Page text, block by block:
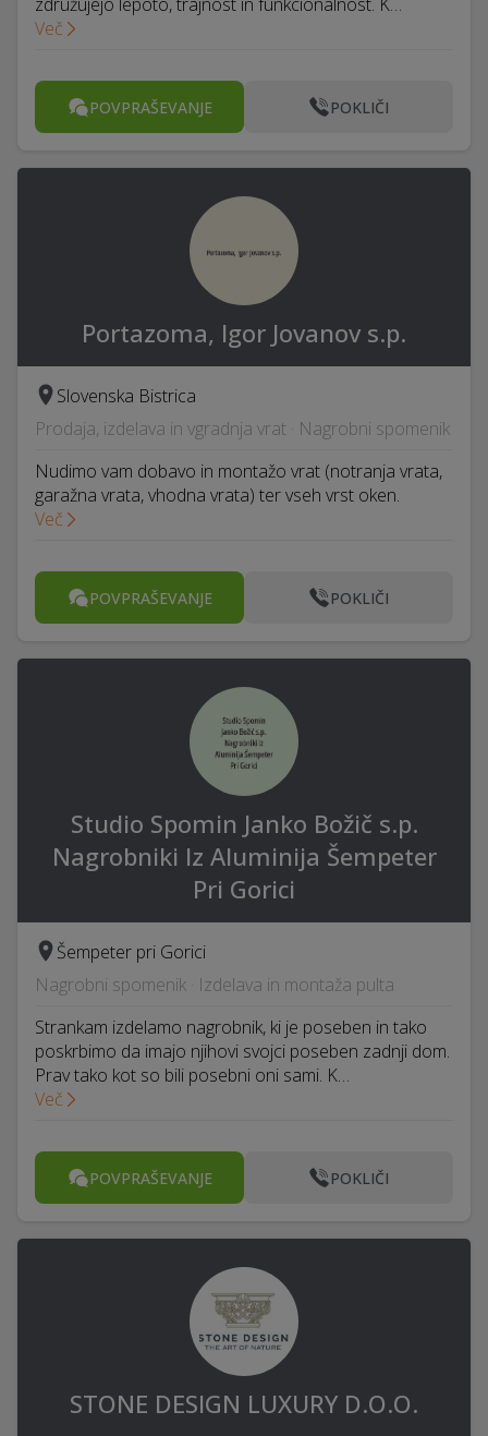
Več
POVPRAŠEVANJE POKLIČI
Portazoma, Igor Jovanov s.p.
Slovenska Bistrica
Prodaja, izdelava in vgradnja vrat · Nagrobni spomenik
Nudimo vam dobavo in montažo vrat (notranja vrata,
garažna vrata, vhodna vrata) ter vseh vrst oken.
Več
POVPRAŠEVANJE POKLIČI
Studio Spomin Janko Božič s.p.
Nagrobniki Iz Aluminija Šempeter
Pri Gorici
Šempeter pri Gorici
Nagrobni spomenik · Izdelava in montaža pulta
Strankam izdelamo nagrobnik, ki je poseben in tako
poskrbimo da imajo njihovi svojci poseben zadnji dom.
Prav tako kot so bili posebni oni sami. K…
Več
POVPRAŠEVANJE POKLIČI
STONE DESIGN LUXURY D.O.O.